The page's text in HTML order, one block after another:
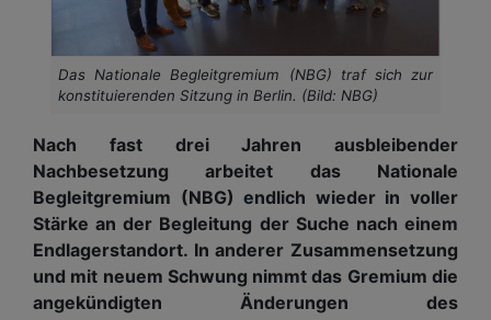
Das Nationale Begleitgremium (NBG) traf sich zur
konstituierenden Sitzung in Berlin. (Bild: NBG)
Nach fast drei Jahren ausbleibender
Nachbesetzung arbeitet das Nationale
Begleitgremium (NBG) endlich wieder in voller
Stärke an der Begleitung der Suche nach einem
Endlagerstandort. In anderer Zusammensetzung
und mit neuem Schwung nimmt das Gremium die
angekündigten Änderungen des